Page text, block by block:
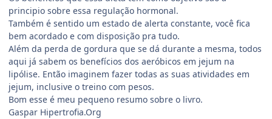
principio sobre essa regulação hormonal.
Também é sentido um estado de alerta constante, você fica
bem acordado e com disposição pra tudo.
Além da perda de gordura que se dá durante a mesma, todos
aqui já sabem os benefícios dos aeróbicos em jejum na
lipólise. Então imaginem fazer todas as suas atividades em
jejum, inclusive o treino com pesos.
Bom esse é meu pequeno resumo sobre o livro.
Gaspar Hipertrofia.Org